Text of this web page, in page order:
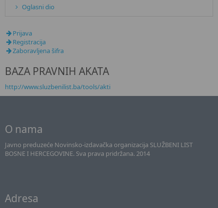
Oglasni dio
Prijava
Registracija
Zaboravljena šifra
BAZA PRAVNIH AKATA
http://www.sluzbenilist.ba/tools/akti
O nama
Javno preduzeće Novinsko-izdavačka organizacija SLUŽBENI LIST
BOSNE I HERCEGOVINE. Sva prava pridržana. 2014
Adresa